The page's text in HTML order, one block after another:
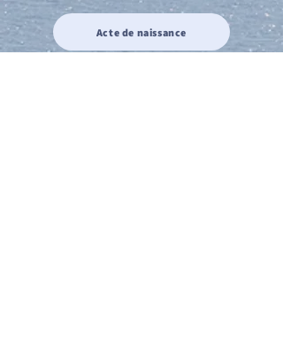
Acte de naissance